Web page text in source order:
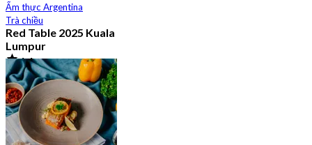
Ẩm thực Argentina
Trà chiều
Red Table 2025 Kuala
Lumpur
4.4
2.7K Đã đặt chỗ
Từ฿ 1